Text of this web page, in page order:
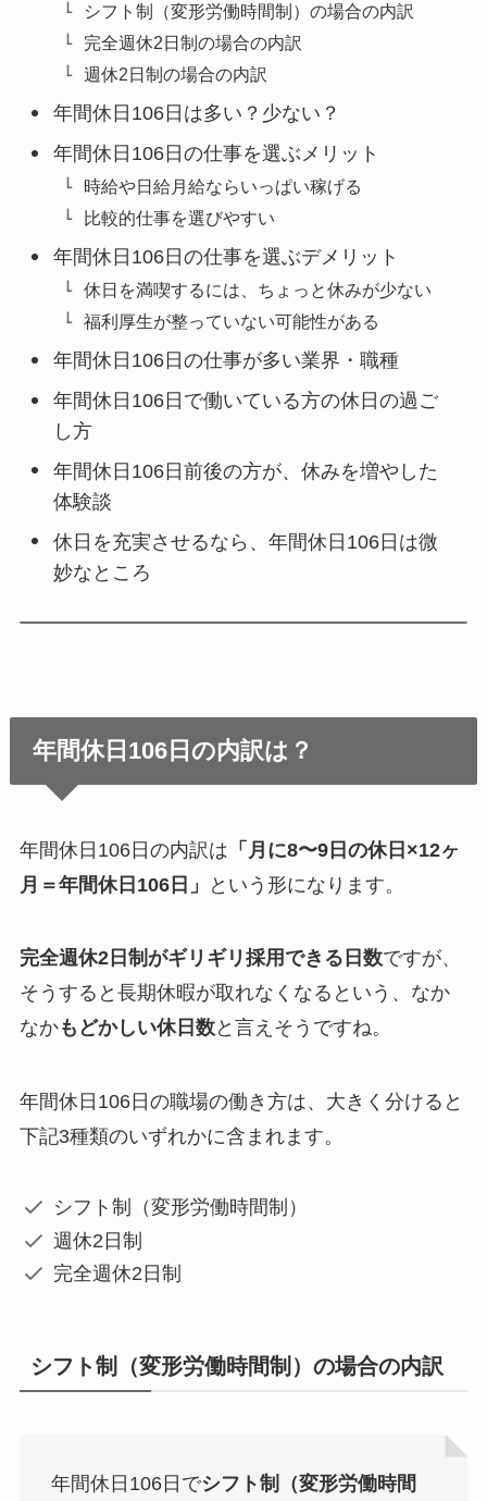
シフト制（変形労働時間制）の場合の内訳
完全週休2日制の場合の内訳
週休2日制の場合の内訳
年間休日106日は多い？少ない？
年間休日106日の仕事を選ぶメリット
時給や日給月給ならいっぱい稼げる
比較的仕事を選びやすい
年間休日106日の仕事を選ぶデメリット
休日を満喫するには、ちょっと休みが少ない
福利厚生が整っていない可能性がある
年間休日106日の仕事が多い業界・職種
年間休日106日で働いている方の休日の過ご
し方
年間休日106日前後の方が、休みを増やした
体験談
休日を充実させるなら、年間休日106日は微
妙なところ
年間休日106日の内訳は？
年間休日106日の内訳は 「月に8〜9日の休日×12ヶ
月＝年間休日106日」
という形になります。
完全週休2日制がギリギリ採用できる日数ですが、
そうすると長期休暇が取れなくなるという、なか
なかもどかしい休日数と言えそうですね。
年間休日106日の職場の働き方は、大きく分けると
下記3種類のいずれかに含まれます。
シフト制（変形労働時間制）
週休2日制
完全週休2日制
シフト制（変形労働時間制）の場合の内訳
年間休日106日でシフト制（変形労働時間